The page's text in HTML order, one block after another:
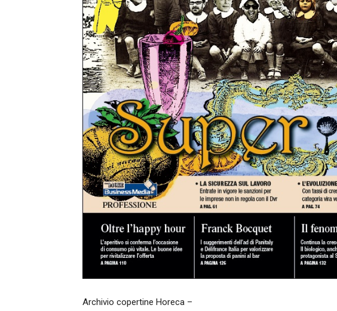
Archivio copertine Horeca –